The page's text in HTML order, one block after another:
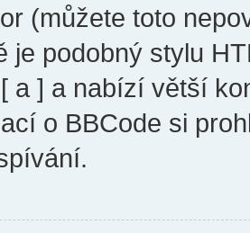
(můžete toto
je podobný stylu
a ] a nabízí větší
o BBCode si